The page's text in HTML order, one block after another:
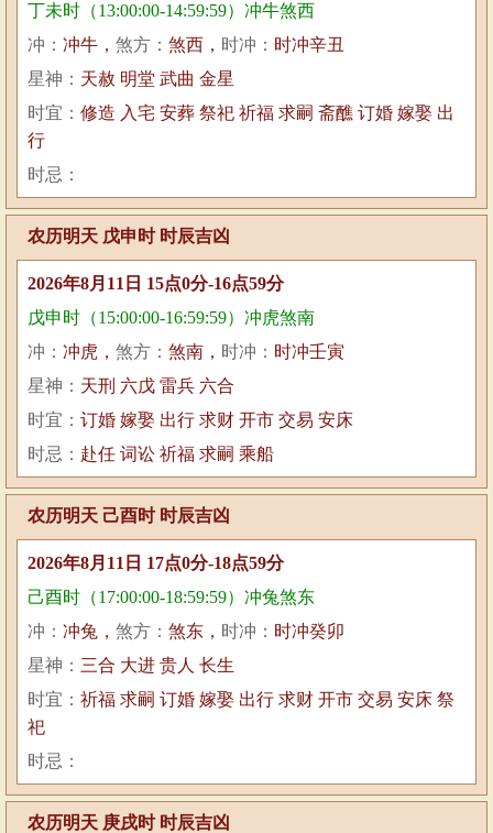
丁未时（13:00:00-14:59:59）冲牛煞西
冲： 冲牛， 煞方： 煞西， 时冲： 时冲辛丑
星神： 天赦 明堂 武曲 金星
时宜： 修造 入宅 安葬 祭祀 祈福 求嗣 斋醮 订婚 嫁娶 出
行
时忌：
农历明天 戊申时 时辰吉凶
2026年8月11日 15点0分-16点59分
戊申时（15:00:00-16:59:59）冲虎煞南
冲： 冲虎， 煞方： 煞南， 时冲： 时冲壬寅
星神： 天刑 六戊 雷兵 六合
时宜： 订婚 嫁娶 出行 求财 开市 交易 安床
时忌： 赴任 词讼 祈福 求嗣 乘船
农历明天 己酉时 时辰吉凶
2026年8月11日 17点0分-18点59分
己酉时（17:00:00-18:59:59）冲兔煞东
冲： 冲兔， 煞方： 煞东， 时冲： 时冲癸卯
星神： 三合 大进 贵人 长生
时宜： 祈福 求嗣 订婚 嫁娶 出行 求财 开市 交易 安床 祭
祀
时忌：
农历明天 庚戌时 时辰吉凶